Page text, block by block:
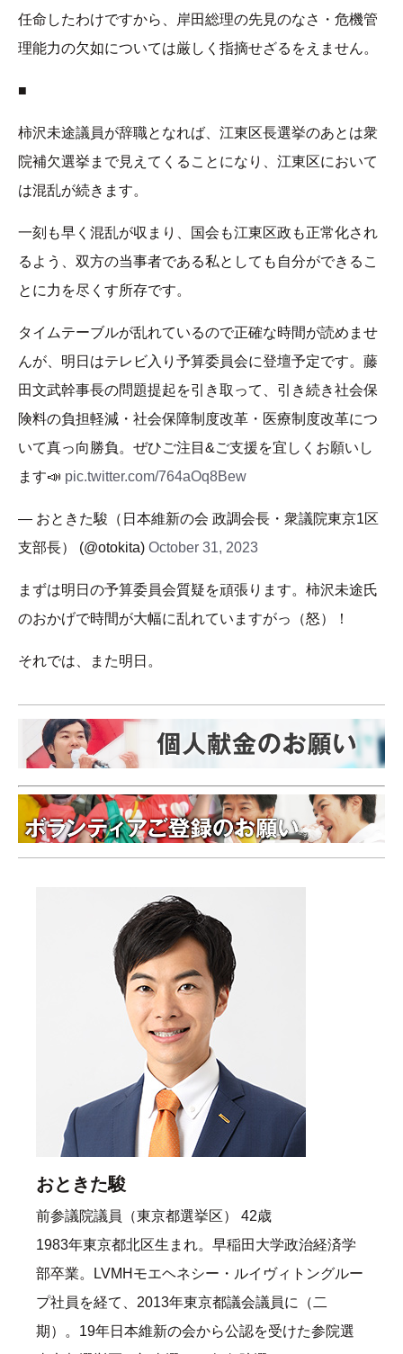
任命したわけですから、岸田総理の先見のなさ・危機管
理能力の欠如については厳しく指摘せざるをえません。
■
柿沢未途議員が辞職となれば、江東区長選挙のあとは衆
院補欠選挙まで見えてくることになり、江東区において
は混乱が続きます。
一刻も早く混乱が収まり、国会も江東区政も正常化され
るよう、双方の当事者である私としても自分ができるこ
とに力を尽くす所存です。
タイムテーブルが乱れているので正確な時間が読めませ
んが、明日はテレビ入り予算委員会に登壇予定です。藤
田文武幹事長の問題提起を引き取って、引き続き社会保
険料の負担軽減・社会保障制度改革・医療制度改革につ
いて真っ向勝負。ぜひご注目&ご支援を宜しくお願いし
ます📣 pic.twitter.com/764aOq8Bew
— おときた駿（日本維新の会 政調会長・衆議院東京1区
支部長） (@otokita) October 31, 2023
まずは明日の予算委員会質疑を頑張ります。柿沢未途氏
のおかげで時間が大幅に乱れていますがっ（怒）！
それでは、また明日。
おときた駿
前参議院議員（東京都選挙区） 42歳
1983年東京都北区生まれ。早稲田大学政治経済学
部卒業。LVMHモエヘネシー・ルイヴィトングルー
プ社員を経て、2013年東京都議会議員に（二
期）。19年日本維新の会から公認を受けた参院選